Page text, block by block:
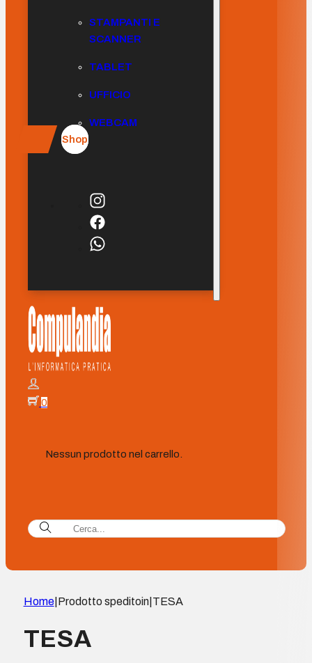
STAMPANTI E
SCANNER
TABLET
UFFICIO
WEBCAM
Shop
0
Nessun prodotto nel carrello.
Home| Prodotto speditoin| TESA
TESA